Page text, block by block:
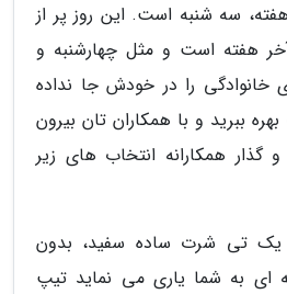
سه شنبه است. این روز پر از
هفته است و مثل چهارشنبه و
خانوادگی را در خودش جا نداده
ببرید و با همکاران تان بیرون
همکارانه انتخاب های زیر
تی شرت ساده سفید، بدون
ای به شما یاری می نماید تیپ